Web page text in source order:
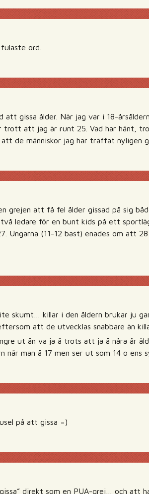
ord.
gissa ålder. När jag var i 18-
att jag är runt 25. Vad har hänt,
de människor jag har träffat nyligen
grejen att få fel ålder gissad på sig
ledare för en bunt kids på ett
Ungarna (11-12 bast) enades om att
skumt… killar i den åldern brukar ju
att de utvecklas snabbare än
ut än va ja ä trots att ja ä nåra år
när man ä 17 men ser ut som 14 o ens
på att gissa =)
direkt som en PUA-grej… och att